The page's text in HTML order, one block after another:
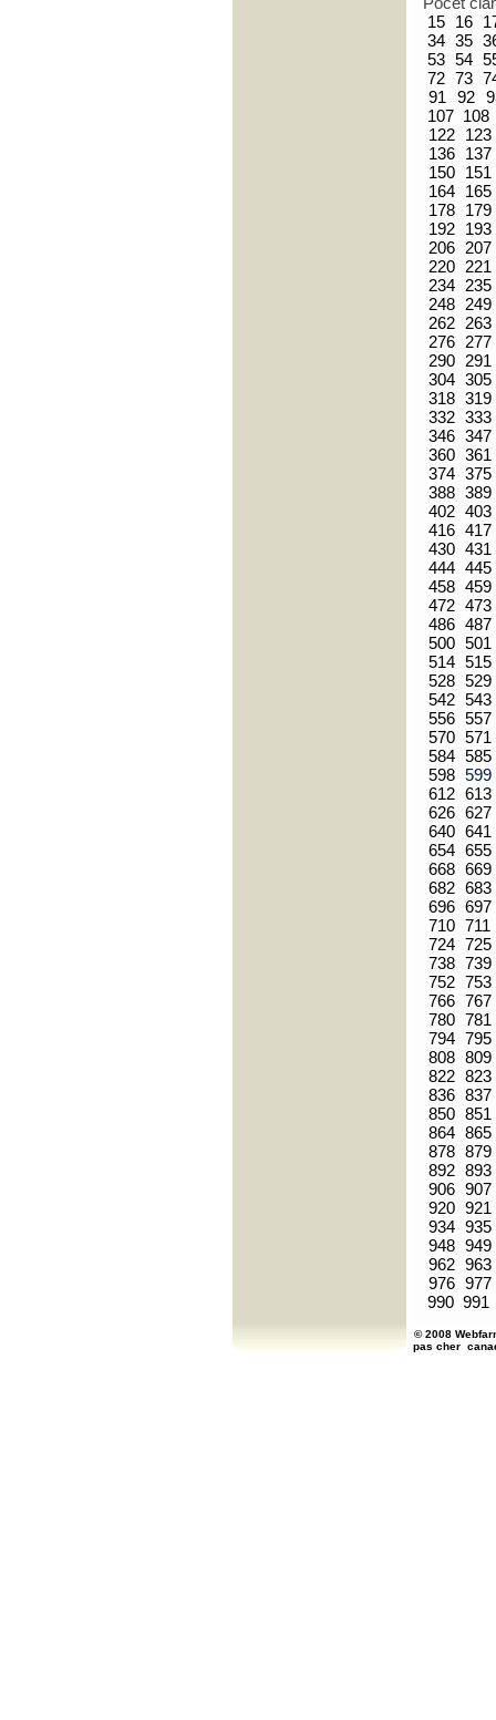
15 16
34 35
53 54
72 73
91
92
107 108
122
123
136
137
150
151
164
165
178
179
192
193
206 207
220
221
234
235
248
249
262
263
276
277
290
291
304 305
318 319
332 333
346 347
360 361
374 375
388 389
402 403
416 417
430 431
444 445
458 459
472 473
486 487
500 501
514 515
528 529
542 543
556 557
570 571
584 585
598
612 613
626 627
640 641
654 655
668 669
682 683
696 697
710 711
724 725
738 739
752 753
766 767
780 781
794 795
808 809
822 823
836 837
850 851
864 865
878 879
892 893
906 907
920 921
934 935
948 949
962 963
976 977
990 991
© 2008
pas cher